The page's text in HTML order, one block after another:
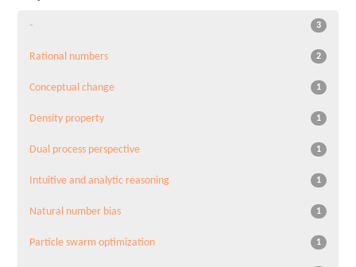
3
-
2
Rational numbers
1
Conceptual change
1
Density property
1
Dual process perspective
1
Intuitive and analytic reasoning
1
Natural number bias
1
Particle swarm optimization